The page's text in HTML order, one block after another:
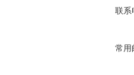
联系
常用